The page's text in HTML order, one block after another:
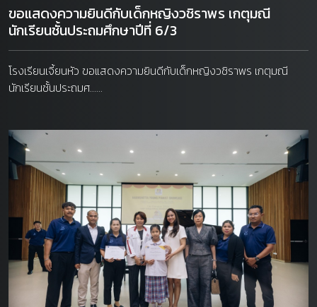
ขอแสดงความยินดีกับเด็กหญิงวชิราพร เกตุมณี
นักเรียนชั้นประถมศึกษาปีที่ 6/3
โรงเรียนเจี้ยนหัว ขอแสดงความยินดีกับเด็กหญิงวชิราพร เกตุมณี
นักเรียนชั้นประถมศ......